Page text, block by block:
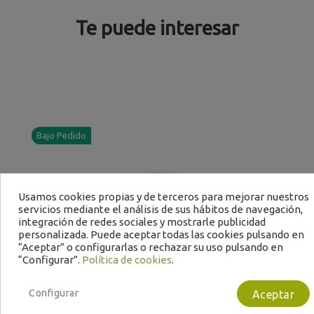
Te puede interesar
Bajo Pedido
Usamos cookies propias y de terceros para mejorar nuestros
servicios mediante el análisis de sus hábitos de navegación,
integración de redes sociales y mostrarle publicidad
personalizada. Puede aceptar todas las cookies pulsando en
“Aceptar” o configurarlas o rechazar su uso pulsando en
“Configurar”. Política de cookies.
Aceptar
Configurar